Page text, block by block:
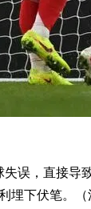
误，直接导
埋下伏笔。（